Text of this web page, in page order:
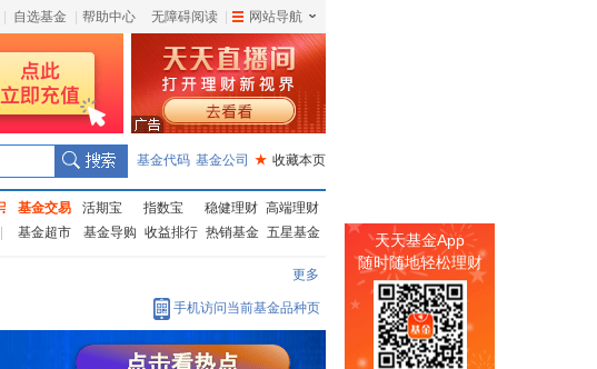
自选基金 帮助中心 无障碍阅读 网站导航
基金代码 基金公司 ★ 收藏本页
基金交易 活期宝 指数宝 稳健理财 高端理财
基金超市
基金导购 收益排行 热销基金 五星基金
更多
手机访问当前基金品种页